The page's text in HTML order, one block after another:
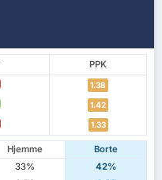
PPK
1.38
1.42
1.33
Hjemme
Borte
33%
42%